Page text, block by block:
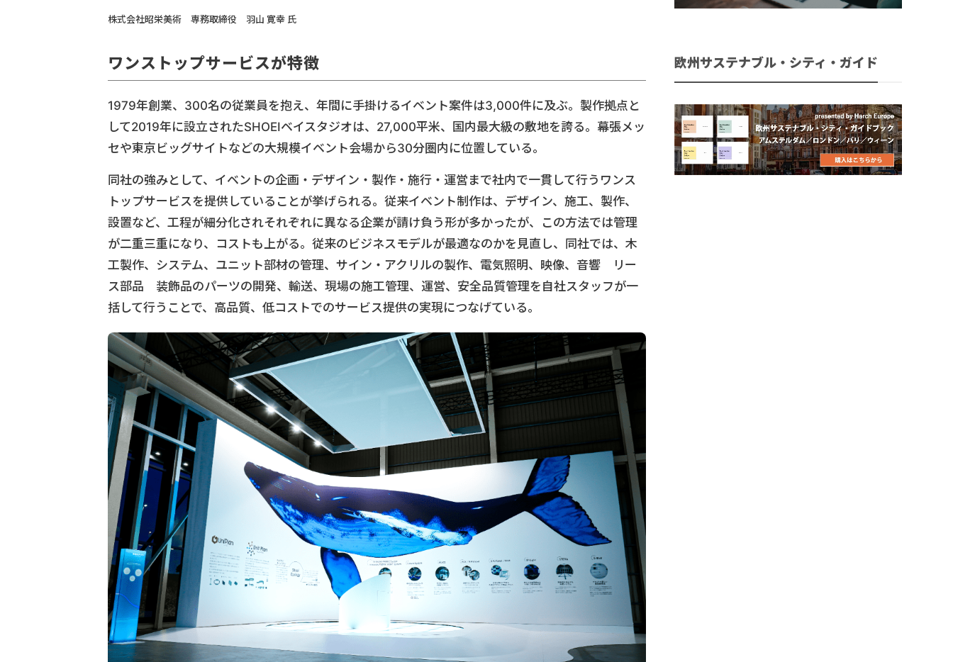
株式会社昭栄美術 専務取締役 羽山 寛幸 氏
ワンストップサービスが特徴
1979年創業、300名の従業員を抱え、年間に手掛けるイベント案件は3,000件に及ぶ。製作拠点と
して2019年に設立されたSHOEIベイスタジオは、27,000平米、国内最大級の敷地を誇る。幕張メッ
セや東京ビッグサイトなどの大規模イベント会場から30分圏内に位置している。
同社の強みとして、イベントの企画・デザイン・製作・施行・運営まで社内で一貫して行うワンス
トップサービスを提供していることが挙げられる。従来イベント制作は、デザイン、施工、製作、
設置など、工程が細分化されそれぞれに異なる企業が請け負う形が多かったが、この方法では管理
が二重三重になり、コストも上がる。従来のビジネスモデルが最適なのかを見直し、同社では、木
工製作、システム、ユニット部材の管理、サイン・アクリルの製作、電気照明、映像、音響 リー
ス部品 装飾品のパーツの開発、輸送、現場の施工管理、運営、安全品質管理を自社スタッフが一
括して行うことで、高品質、低コストでのサービス提供の実現につなげている。
欧州サステナブル・シティ・ガイド